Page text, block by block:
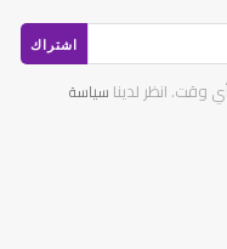
اشتراك
وقت. انظر لدينا سياسة